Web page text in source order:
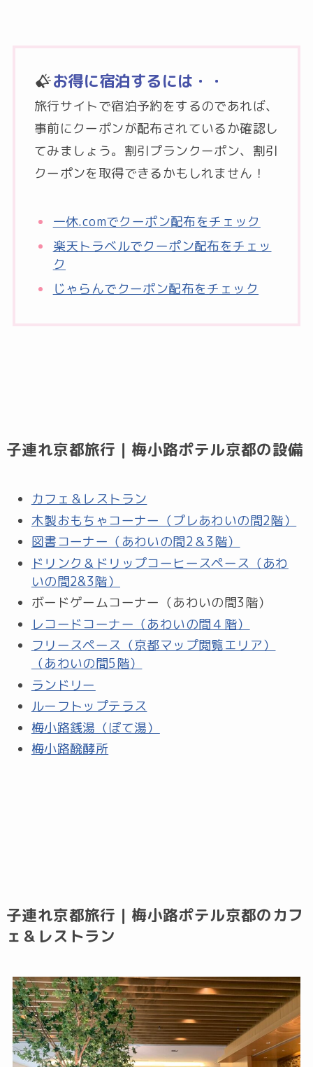
お得に宿泊するには・・
旅行サイトで宿泊予約をするのであれば、
事前にクーポンが配布されているか確認し
てみましょう。割引プランクーポン、割引
クーポンを取得できるかもしれません！
一休.comでクーポン配布をチェック
楽天トラベルでクーポン配布をチェッ
ク
じゃらんでクーポン配布をチェック
子連れ京都旅行｜梅小路ポテル京都の設備
カフェ＆レストラン
木製おもちゃコーナー（プレあわいの間2階）
図書コーナー（あわいの間2＆3階）
ドリンク＆ドリップコーヒースペース（あわ
いの間2&3階）
ボードゲームコーナー（あわいの間3階）
レコードコーナー（あわいの間４階）
フリースペース（京都マップ閲覧エリア）
（あわいの間5階）
ランドリー
ルーフトップテラス
梅小路銭湯（ぽて湯）
梅小路醗酵所
子連れ京都旅行｜梅小路ポテル京都のカフ
ェ＆レストラン